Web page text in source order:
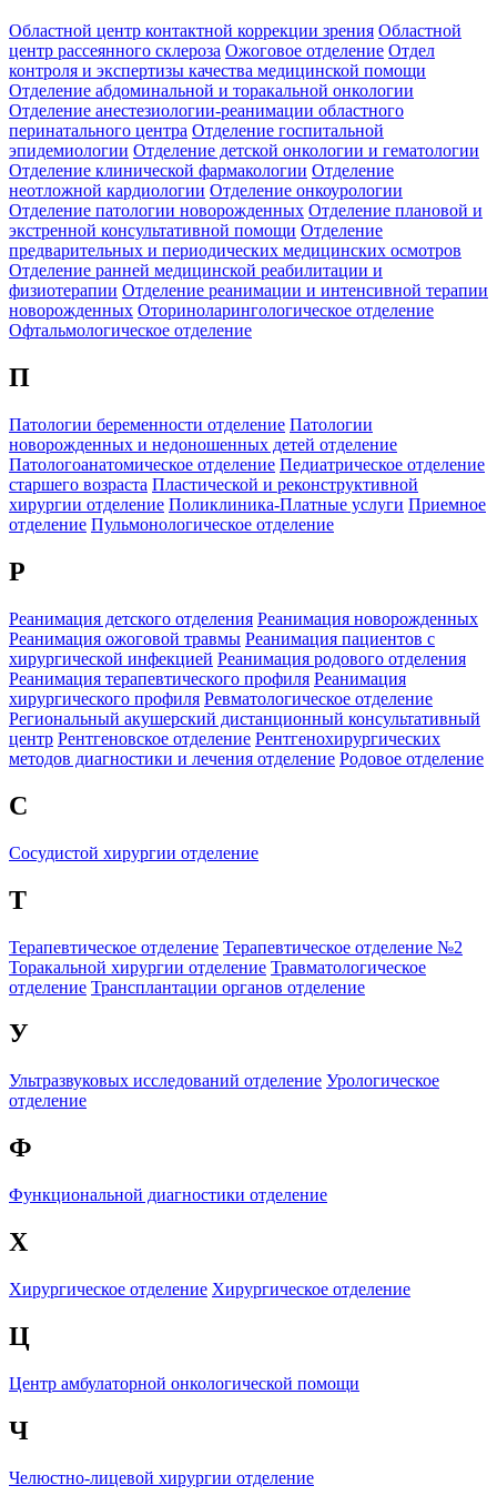
Областной центр контактной коррекции зрения Областной
центр рассеянного склероза Ожоговое отделение Отдел
контроля и экспертизы качества медицинской помощи
Отделение абдоминальной и торакальной онкологии
Отделение анестезиологии-реанимации областного
перинатального центра Отделение госпитальной
эпидемиологии Отделение детской онкологии и гематологии
Отделение клинической фармакологии Отделение
неотложной кардиологии Отделение онкоурологии
Отделение патологии новорожденных Отделение плановой и
экстренной консультативной помощи Отделение
предварительных и периодических медицинских осмотров
Отделение ранней медицинской реабилитации и
физиотерапии Отделение реанимации и интенсивной терапии
новорожденных Оториноларингологическое отделение
Офтальмологическое отделение
П
Патологии беременности отделение Патологии
новорожденных и недоношенных детей отделение
Патологоанатомическое отделение Педиатрическое отделение
старшего возраста Пластической и реконструктивной
хирургии отделение Поликлиника-Платные услуги Приемное
отделение Пульмонологическое отделение
Р
Реанимация детского отделения Реанимация новорожденных
Реанимация ожоговой травмы Реанимация пациентов с
хирургической инфекцией Реанимация родового отделения
Реанимация терапевтического профиля Реанимация
хирургического профиля Ревматологическое отделение
Региональный акушерский дистанционный консультативный
центр Рентгеновское отделение Рентгенохирургических
методов диагностики и лечения отделение Родовое отделение
С
Сосудистой хирургии отделение
Т
Терапевтическое отделение Терапевтическое отделение №2
Торакальной хирургии отделение Травматологическое
отделение Трансплантации органов отделение
У
Ультразвуковых исследований отделение Урологическое
отделение
Ф
Функциональной диагностики отделение
Х
Хирургическое отделение Хирургическое отделение
Ц
Центр амбулаторной онкологической помощи
Ч
Челюстно-лицевой хирургии отделение